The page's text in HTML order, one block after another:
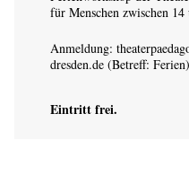
für Menschen zwischen 14
Anmeldung:
dresden.de (Betreff: Ferien)
Eintritt frei.